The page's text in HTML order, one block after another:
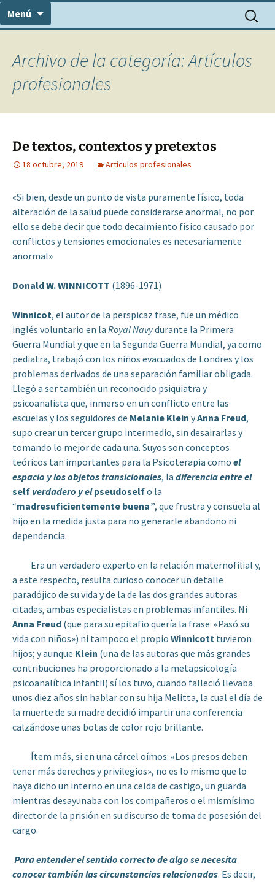
Saltar
al Consulta Dr. Álvarez
Centro Médico Psicosomático
Menú Buscar:
Archivo de la categoría: Artículos
profesionales
De textos, contextos y pretextos
18 octubre, 2019 Artículos profesionales
«Si bien, desde un punto de vista puramente físico, toda
alteración de la salud puede considerarse anormal, no por
ello se debe decir que todo decaimiento físico causado por
conflictos y tensiones emocionales es necesariamente
anormal»
Donald W. WINNICOTT (1896-1971)
Winnicot, el autor de la perspicaz frase, fue un médico
inglés voluntario en la Royal Navydurante la Primera
Guerra Mundial y que en la Segunda Guerra Mundial, ya como
pediatra, trabajó con los niños evacuados de Londres y los
problemas derivados de una separación familiar obligada.
Llegó a ser también un reconocido psiquiatra y
psicoanalista que, inmerso en un conflicto entre las
escuelas y los seguidores de Melanie Klein yAnna Freud,
supo crear un tercer grupo intermedio, sin desairarlas y
tomando lo mejor de cada una. Suyos son conceptos
teóricos tan importantes para la Psicoterapia como el
espacio y los objetos transicionales, la diferencia entre el
self verdadero y elpseudoselfo la
“madresuficientemente buena”, que frustra y consuela al
hijo en la medida justa para no generarle abandono ni
dependencia.
Era un verdadero experto en la relación maternofilial y,
a este respecto, resulta curioso conocer un detalle
paradójico de su vida y de la de las dos grandes autoras
citadas, ambas especialistas en problemas infantiles. Ni
Anna Freud (que para su epitafio quería la frase: «Pasó su
vida con niños») ni tampoco el propio Winnicott tuvieron
hijos; y aunque Klein (una de las autoras que más grandes
contribuciones ha proporcionado a la metapsicología
psicoanalítica infantil) sí los tuvo, cuando falleció llevaba
unos diez años sin hablar con su hija Melitta, la cual el día de
la muerte de su madre decidió impartir una conferencia
calzándose unas botas de color rojo brillante.
Ítem más, si en una cárcel oímos: «Los presos deben
tener más derechos y privilegios», no es lo mismo que lo
haya dicho un interno en una celda de castigo, un guarda
mientras desayunaba con los compañeros o el mismísimo
director de la prisión en su discurso de toma de posesión del
cargo.
Para entender el sentido correcto de algo se necesita
conocer también las circunstancias relacionadas. Es decir,